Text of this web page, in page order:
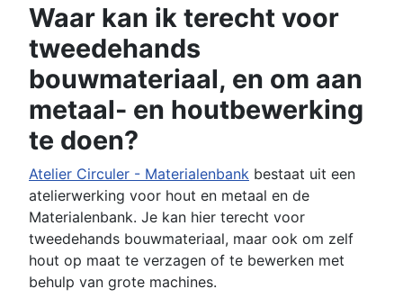
Waar kan ik terecht voor
tweedehands
bouwmateriaal, en om aan
metaal- en houtbewerking
te doen?
Atelier Circuler - Materialenbank bestaat uit een
atelierwerking voor hout en metaal en de
Materialenbank. Je kan hier terecht voor
tweedehands bouwmateriaal, maar ook om zelf
hout op maat te verzagen of te bewerken met
behulp van grote machines.